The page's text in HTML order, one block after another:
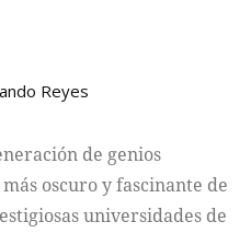
Reyes
de genios
oscuro y fascinante de
universidades de